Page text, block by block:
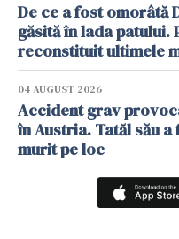
De ce a fost omorâtă
găsită în lada
reconstituit ultimele
04 AUGUST 2026
Accident grav
în Austria. Tatăl său
murit pe loc